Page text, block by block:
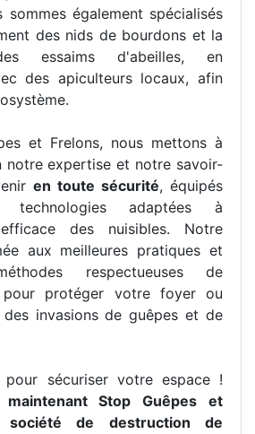
sommes également spécialisés
des nids de bourdons et la
essaims d'abeilles, en
des apiculteurs locaux, afin
et Frelons, nous mettons à
notre expertise et notre savoir-
en toute sécurité, équipés
technologies adaptées à
des nuisibles. Notre
aux meilleures pratiques et
respectueuses de
pour protéger votre foyer ou
invasions de guêpes et de
pour sécuriser votre espace !
Stop Guêpes et
société de destruction de